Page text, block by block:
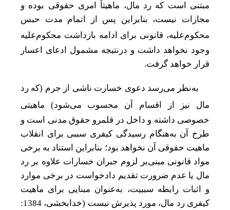
مبتنی است که رد مال، ماهیتاً امری حقوقی بوده و
مجازات نیست، بنابراین پس از اتمام مدت حبس
محکومعلیه، قانونی برای ادامه بازداشت محکومعلیه
وجود نخواهد داشت و درنتیجه مشمول ادعای اعسار
قرار خواهد گرفت.
به‌نظر میرسد دعوی خسارت ناشی از جرم (که رد
مال نیز از اقسام آن محسوب میشود) ماهیتی
خصوصی داشته و داخل در قلمرو حقوق مدنی است و
طرح آن به‌هنگام رسیدگی کیفری سببی برای انقلاب
ماهیت حقوقی آن نخواهد بود؛ بنابراین استناد به برخی
مواد قانونی مبنی‌بر لزوم جبران خسارات علاوه بر رد
مال یا عدم ضرورت تقدیم دادخواست در برخی موارد
و اثبات رابطه سببیت، به‌عنوان مبنایی برای ماهیت
کیفری رد مال، مورد پذیرش نیست (خدابخشی، 1384: